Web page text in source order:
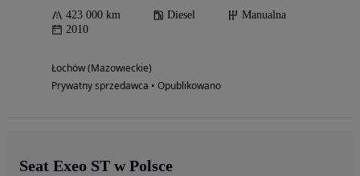
423 000 km Diesel
Manualna
2010
Łochów (Mazowieckie)
Prywatny sprzedawca • Opublikowano
Seat Exeo ST w Polsce